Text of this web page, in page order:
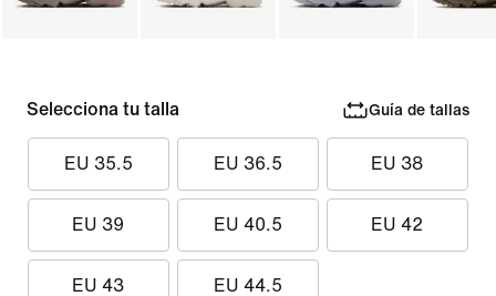
Selecciona tu talla Guía de tallas
EU 35.5 EU 36.5 EU 38
EU 39 EU 40.5 EU 42
EU 43 EU 44.5